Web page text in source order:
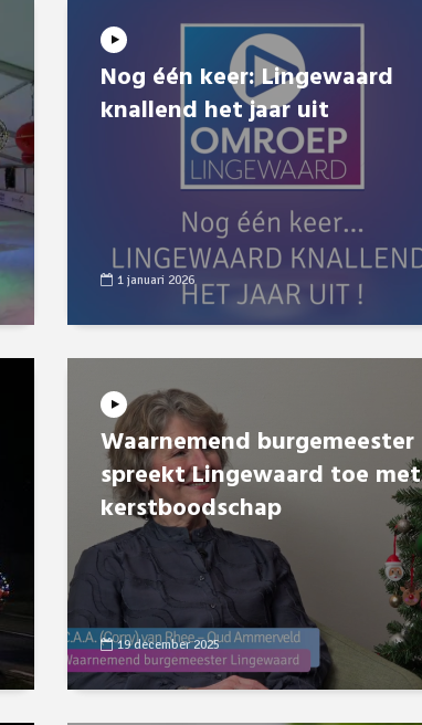
Nog één keer: Lingewaard
knallend het jaar uit
1 januari 2026
Waarnemend burgemeester
spreekt Lingewaard toe met
kerstboodschap
19 december 2025